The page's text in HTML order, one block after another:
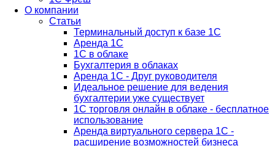
О компании
Статьи
Терминальный доступ к базе 1С
Аренда 1С
1С в облаке
Бухгалтерия в облаках
Аренда 1С - Друг руководителя
Идеальное решение для ведения
бухгалтерии уже существует
1С торговля онлайн в облаке - бесплатное
использование
Аренда виртуального сервера 1С -
расширение возможностей бизнеса